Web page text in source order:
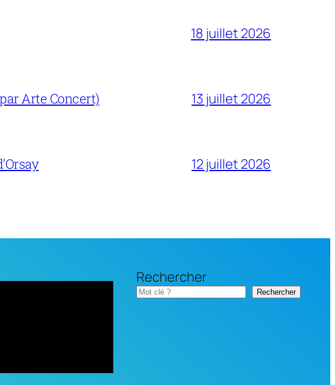
18 juillet 2026
Arte Concert) 13 juillet 2026
12 juillet 2026
Rechercher
Rechercher